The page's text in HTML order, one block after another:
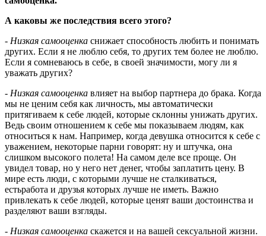
А каковы же последствия всего этого?
- Низкая самооценка снижает способность любить и понимать
других. Если я не люблю себя, то других тем более не люблю.
Если я сомневаюсь в себе, в своей значимости, могу ли я
уважать других?
- Низкая самооценка влияет на выбор партнера до брака. Когда
мы не ценим себя как личность, мы автоматически
притягиваем к себе людей, которые склонны унижать других.
Ведь своим отношением к себе мы показываем людям, как
относиться к нам. Например, когда девушка относится к себе с
уважением, некоторые парни говорят: ну и штучка, она
слишком высокого полета! На самом деле все проще. Он
увидел товар, но у него нет денег, чтобы заплатить цену. В
мире есть люди, с которыми лучше не сталкиваться,
естьработа и друзья которых лучше не иметь. Важно
привлекать к себе людей, которые ценят ваши достоинства и
разделяют ваши взгляды.
- Низкая самооценка скажется и на вашей сексуальной жизни.